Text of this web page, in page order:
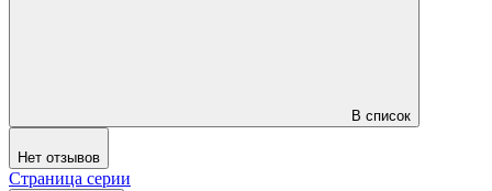
В список
Нет отзывов
Страница серии